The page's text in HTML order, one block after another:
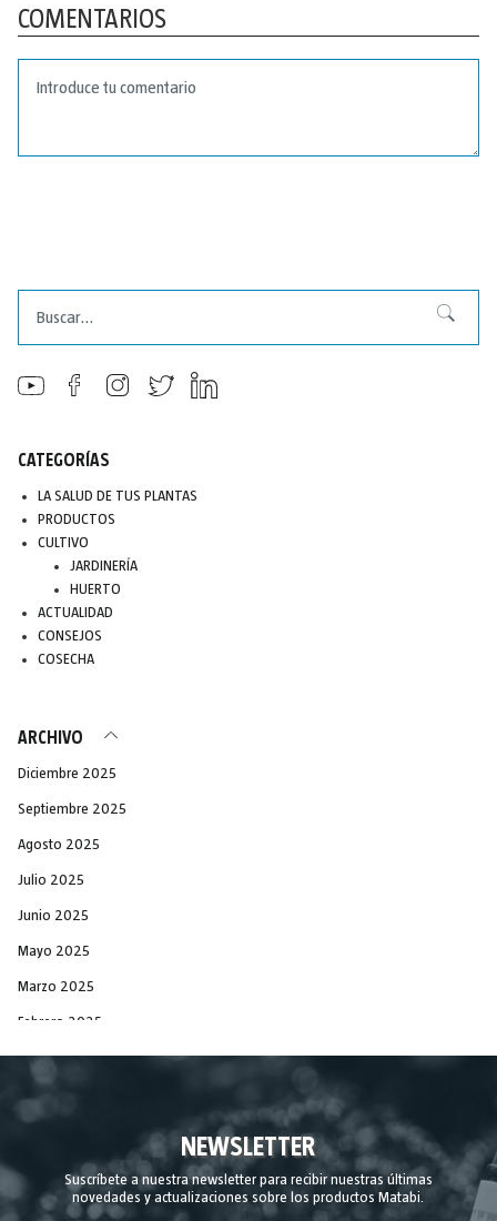
COMENTARIOS
Buscar
CATEGORÍAS
LA SALUD DE TUS PLANTAS
PRODUCTOS
CULTIVO
JARDINERÍA
HUERTO
ACTUALIDAD
CONSEJOS
COSECHA
ARCHIVO
Diciembre 2025
Septiembre 2025
Agosto 2025
Julio 2025
Junio 2025
Mayo 2025
Marzo 2025
Febrero 2025
Diciembre 2024
Agosto 2024
Julio 2024
NEWSLETTER
Suscríbete a nuestra newsletter para recibir nuestras últimas
novedades y actualizaciones sobre los productos Matabi.